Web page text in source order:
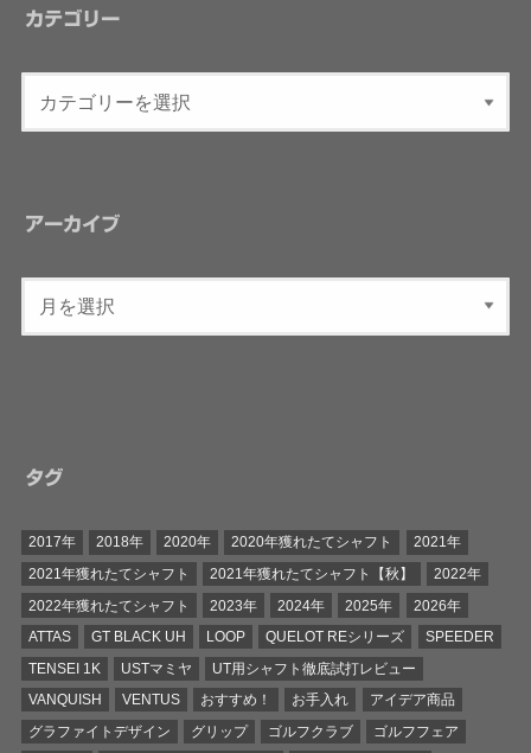
カテゴリー
アーカイブ
タグ
2017年 2018年 2020年 2020年獲れたてシャフト
2021年
2021年獲れたてシャフト
2021年獲れたてシャフト【秋】
2022年
2022年獲れたてシャフト
2023年 2024年 2025年
2026年
ATTAS
GT BLACK UH LOOP QUELOT REシリーズ
SPEEDER
TENSEI 1K
USTマミヤ
UT用シャフト徹底試打レビュー
VANQUISH
VENTUS おすすめ！ お手入れ
アイデア商品
グラファイトデザイン
グリップ ゴルフクラブ
ゴルフフェア